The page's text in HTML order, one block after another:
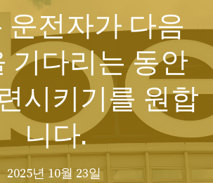
운전자가 다음
기다리는 동안
시키기를 원합
니다.
2025년 10월 23일